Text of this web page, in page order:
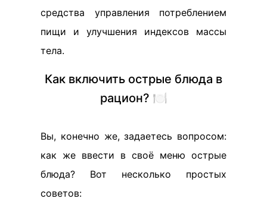
средства управления потреблением
пищи и улучшения индексов массы
тела.
Как включить острые блюда в
рацион? 🍽️
Вы, конечно же, задаетесь вопросом:
как же ввести в своё меню острые
блюда? Вот несколько простых
советов: